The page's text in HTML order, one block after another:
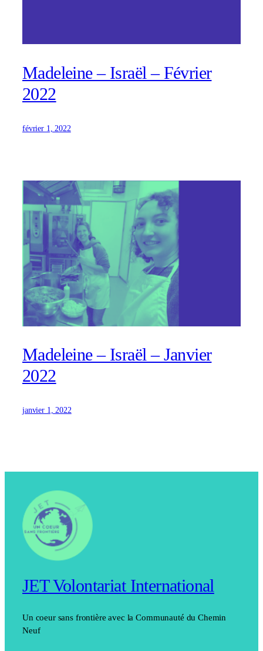
Madeleine – Israël – Février
2022
février 1, 2022
Madeleine – Israël – Janvier
2022
janvier 1, 2022
JET Volontariat International
Un coeur sans frontière avec la Communauté du Chemin
Neuf